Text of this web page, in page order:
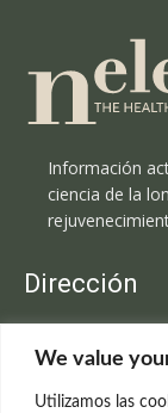
We value
Utilizamos las
Información
ciencia de la
Dirección
C/Claudio